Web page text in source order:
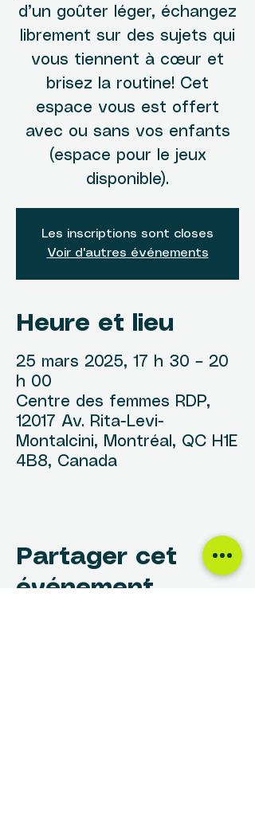
d’un goûter léger, échangez
librement sur des sujets qui
vous tiennent à cœur et
brisez la routine! Cet
espace vous est offert
avec ou sans vos enfants
(espace pour le jeux
disponible).
Les inscriptions sont closes
Voir d'autres événements
Heure et lieu
25 mars 2025, 17 h 30 – 20
h 00
Centre des femmes RDP,
12017 Av. Rita-Levi-
Montalcini, Montréal, QC H1E
4B8, Canada
Partager cet
événement